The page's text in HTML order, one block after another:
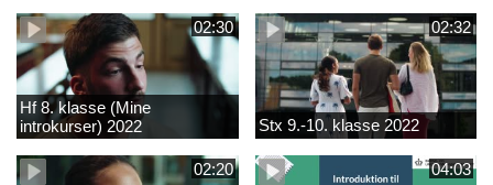
02:30
Hf 8. klasse (Mine
introkurser) 2022
02:32
Stx 9.-10. klasse 2022
02:20 04:03